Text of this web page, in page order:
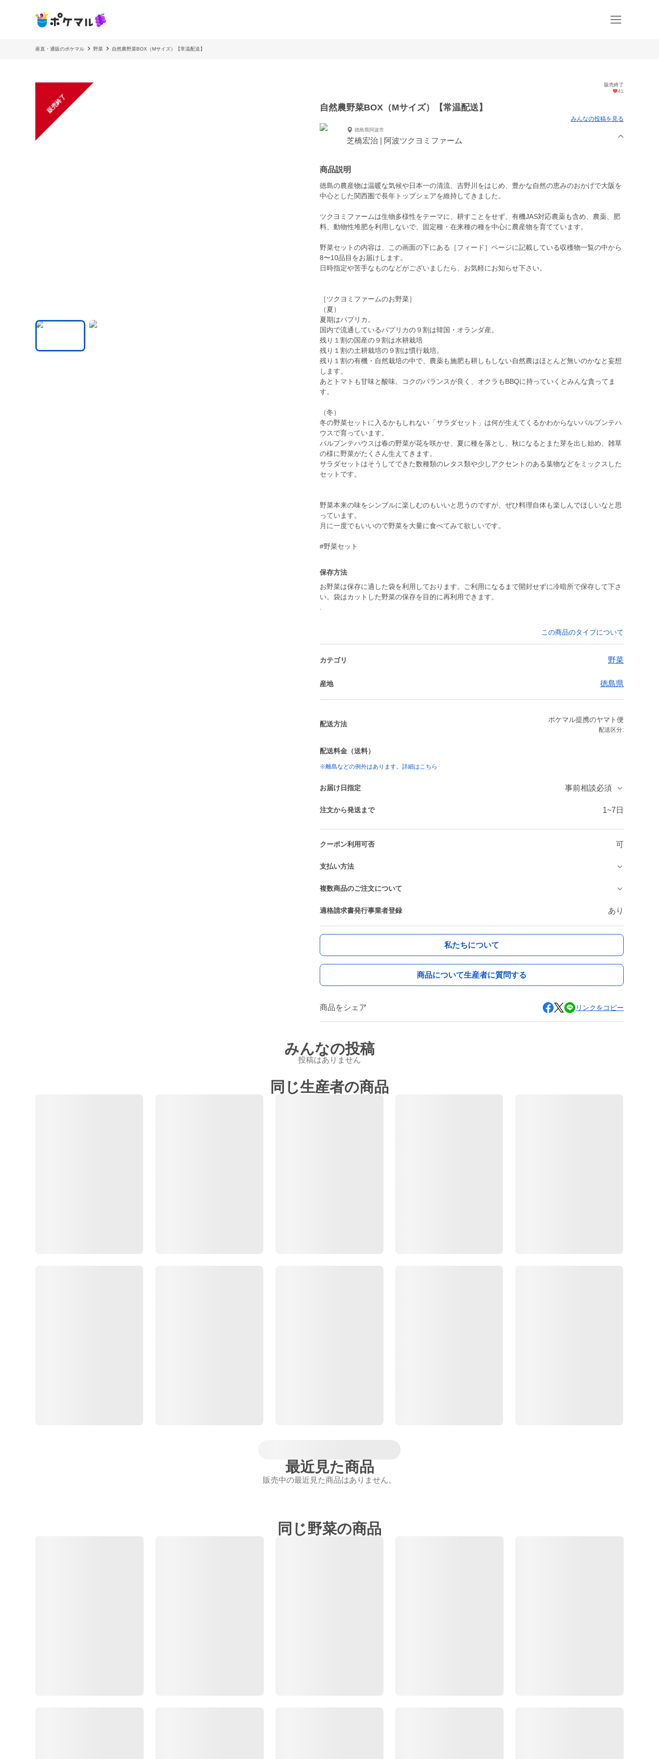
産直・通販のポケマル 野菜 自然農野菜BOX（Mサイズ）【常温配送】
販売終了
販売終了
41
自然農野菜BOX（Mサイズ）【常温配送】
みんなの投稿を見る
徳島県阿波市
芝橋宏治 | 阿波ツクヨミファーム
商品説明
徳島の農産物は温暖な気候や日本一の清流、吉野川をはじめ、豊かな自然の恵みのおかげで大阪を
中心とした関西圏で長年トップシェアを維持してきました。
ツクヨミファームは生物多様性をテーマに、耕すことをせず、有機JAS対応農薬も含め、農薬、肥
料、動物性堆肥を利用しないで、固定種・在来種の種を中心に農産物を育てています。
野菜セットの内容は、この画面の下にある［フィード］ページに記載している収穫物一覧の中から
8〜10品目をお届けします。
日時指定や苦手なものなどがございましたら、お気軽にお知らせ下さい。
［ツクヨミファームのお野菜］
（夏）
夏期はパプリカ。
国内で流通しているパプリカの９割は韓国・オランダ産。
残り１割の国産の９割は水耕栽培
残り１割の土耕栽培の９割は慣行栽培。
残り１割の有機・自然栽培の中で、農薬も施肥も耕しもしない自然農はほとんど無いのかなと妄想
します。
あとトマトも甘味と酸味、コクのバランスが良く、オクラもBBQに持っていくとみんな貪ってま
す。
（冬）
冬の野菜セットに入るかもしれない「サラダセット」は何が生えてくるかわからないパルプンテハ
ウスで育っています。
パルプンテハウスは春の野菜が花を咲かせ、夏に種を落とし、秋になるとまた芽を出し始め、雑草
の様に野菜がたくさん生えてきます。
サラダセットはそうしてできた数種類のレタス類や少しアクセントのある葉物などをミックスした
セットです。
野菜本来の味をシンプルに楽しむのもいいと思うのですが、ぜひ料理自体も楽しんでほしいなと思
っています。
月に一度でもいいので野菜を大量に食べてみて欲しいです。
#野菜セット
保存方法
お野菜は保存に適した袋を利用しております。ご利用になるまで開封せずに冷暗所で保存して下さ
い。袋はカットした野菜の保存を目的に再利用できます。
この商品のタイプについて
カテゴリ 野菜
産地 徳島県
配送方法
ポケマル提携のヤマト便
配送区分:
配送料金（送料）
※離島などの例外はあります。詳細はこちら
お届け日指定 事前相談必須
注文から発送まで 1~7日
クーポン利用可否 可
支払い方法
複数商品のご注文について
適格請求書発行事業者登録 あり
私たちについて
商品について生産者に質問する
商品をシェア リンクをコピー
みんなの投稿
投稿はありません
同じ生産者の商品
最近見た商品
販売中の最近見た商品はありません。
同じ野菜の商品